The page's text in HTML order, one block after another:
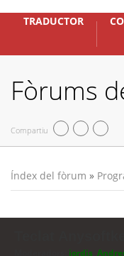
TRADUCTOR
Fòrums
Compartiu
Índex del fòrum »
jordis